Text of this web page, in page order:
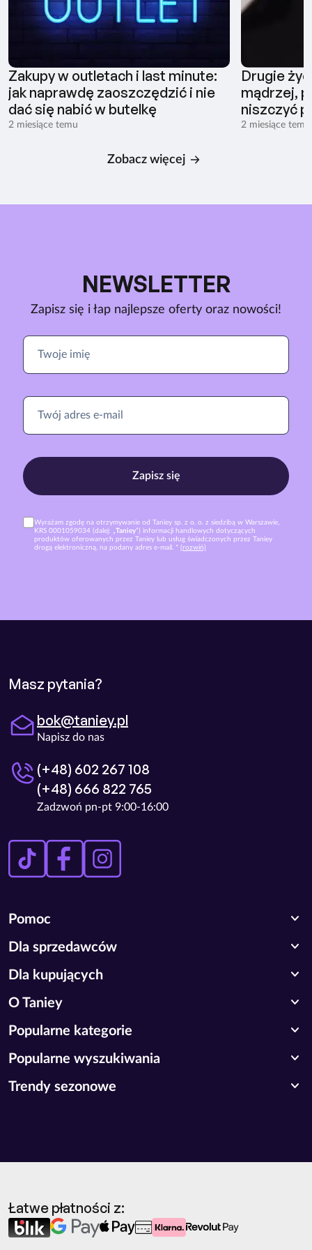
Zakupy w outletach i last minute:
jak naprawdę zaoszczędzić i nie
dać się nabić w butelkę
2 miesiące temu
Drugie
mądrzej,
niszczyć
2 miesiące temu
Zobacz więcej
NEWSLETTER
Zapisz się i łap najlepsze oferty oraz nowości!
Zapisz się
Wyrażam zgodę na otrzymywanie od Taniey sp. z o. o. z siedzibą w Warszawie,
KRS 0001059034 (dalej: „ Taniey”) informacji handlowych dotyczących
produktów oferowanych przez Taniey lub usług świadczonych przez Taniey
drogą elektroniczną, na podany adres e-mail. * (rozwiń)
Masz pytania?
bok@taniey.pl
Napisz do nas
(+48) 602 267 108
(+48) 666 822 765
Zadzwoń pn-pt 9:00-16:00
Pomoc expand_more
Dla sprzedawców expand_more
Dla kupujących expand_more
O Taniey expand_more
Popularne kategorie expand_more
Popularne wyszukiwania expand_more
Trendy sezonowe expand_more
Łatwe płatności z: